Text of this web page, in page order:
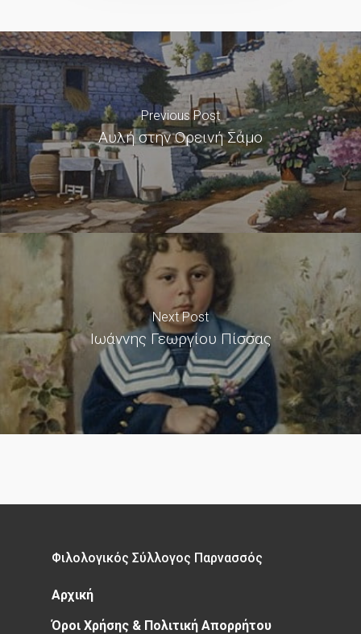
Previous Post
Αυλή στην Ορεινή Σάμο
Next Post
Ιωάννης Γεωργίου Πίσσας
Φιλολογικός Σύλλογος Παρνασσός
Αρχική
Όροι Χρήσης & Πολιτική Απορρήτου